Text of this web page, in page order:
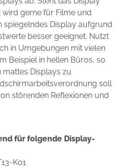
gerne für Filme und
spiegelndes Display aufgrund
besser geeignet. Nutzt
in Umgebungen mit vielen
Beispiel in hellen Büros, so
mattes Displays zu
soll
störenden Reflexionen und
für folgende Display-
K01